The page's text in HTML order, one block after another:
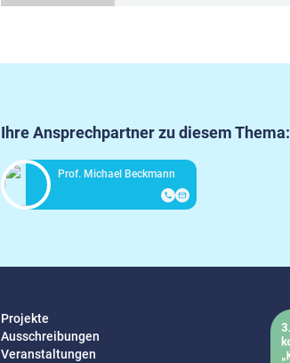
Ihre Ansprechpartner zu diesem Thema:
Prof. Michael Beckmann
Projekte
Ausschreibungen
Veranstaltungen